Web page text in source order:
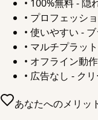
• 100%無料 - 隠
• プロフェッシ
• 使いやすい -
• マルチプラッ
• オフライン動
• 広告なし - ク
あなたへのメリッ